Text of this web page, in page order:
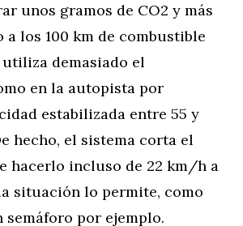
unos gramos de CO2 y más
los 100 km de combustible
demasiado el
en la autopista por
estabilizada entre 55 y
hecho, el sistema corta el
hacerlo incluso de 22 km/h a
situación lo permite, como
semáforo por ejemplo.